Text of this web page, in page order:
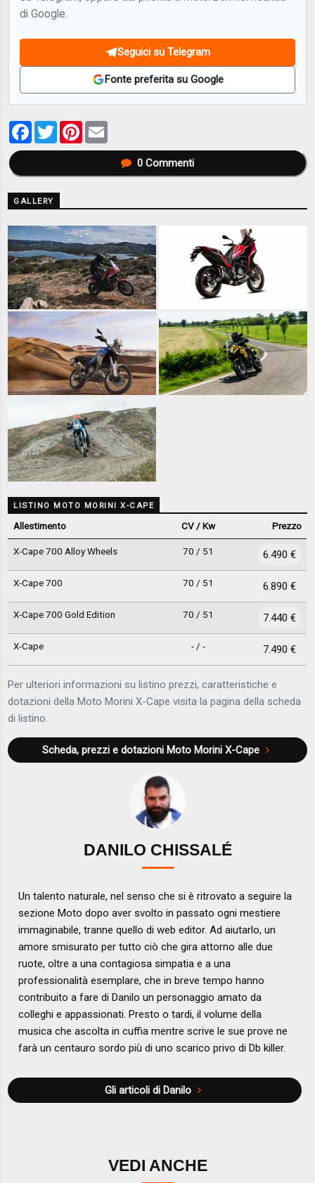
di Google.
Seguici su Telegram
Fonte preferita su Google
Facebook
TwitterPinterest
0Commenti
GALLERY
LISTINO MOTO MORINI X-CAPE
Allestimento CV / Kw Prezzo
X-Cape 700 Alloy Wheels 70 / 51 6.490 €
X-Cape 700 70 / 51 6.890 €
X-Cape 700 Gold Edition 70 / 51 7.440 €
X-Cape - / - 7.490 €
Per ulteriori informazioni su listino prezzi, caratteristiche e
dotazioni della Moto Morini X-Cape visita la pagina della scheda
di listino.
Scheda, prezzi e dotazioni Moto Morini X-Cape
DANILO CHISSALÉ
Un talento naturale, nel senso che si è ritrovato a seguire la
sezione Moto dopo aver svolto in passato ogni mestiere
immaginabile, tranne quello di web editor. Ad aiutarlo, un
amore smisurato per tutto ciò che gira attorno alle due
ruote, oltre a una contagiosa simpatia e a una
professionalità esemplare, che in breve tempo hanno
contribuito a fare di Danilo un personaggio amato da
colleghi e appassionati. Presto o tardi, il volume della
musica che ascolta in cuffia mentre scrive le sue prove ne
farà un centauro sordo più di uno scarico privo di Db killer.
Gli articoli di Danilo
VEDI ANCHE